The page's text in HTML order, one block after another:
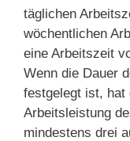
täglichen
wöchentlichen
eine Arbeitszeit
Wenn die Dauer
festgelegt ist, hat
Arbeitsleistung
mindestens drei